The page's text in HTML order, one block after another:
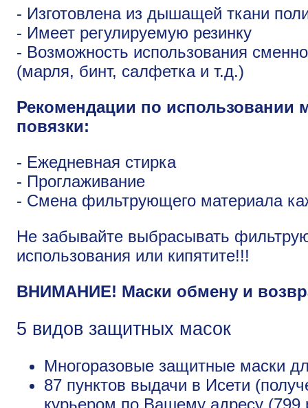
- Изготовлена из дышащей ткани
- Имеет регулируемую резинку
- Возможность использования
(марля, бинт, салфетка и т.д.)
Рекомендации по использовании
повязки:
- Ежедневная стирка
- Проглаживание
- Смена фильтрующего материала
Не забывайте выбрасывать
использования или кипятите!!!
ВНИМАНИЕ! Маски обмену и
5 видов защитных масок
Многоразовые защитные маски
87 пунктов выдачи в Исети
курьером по Вашему адресу (799